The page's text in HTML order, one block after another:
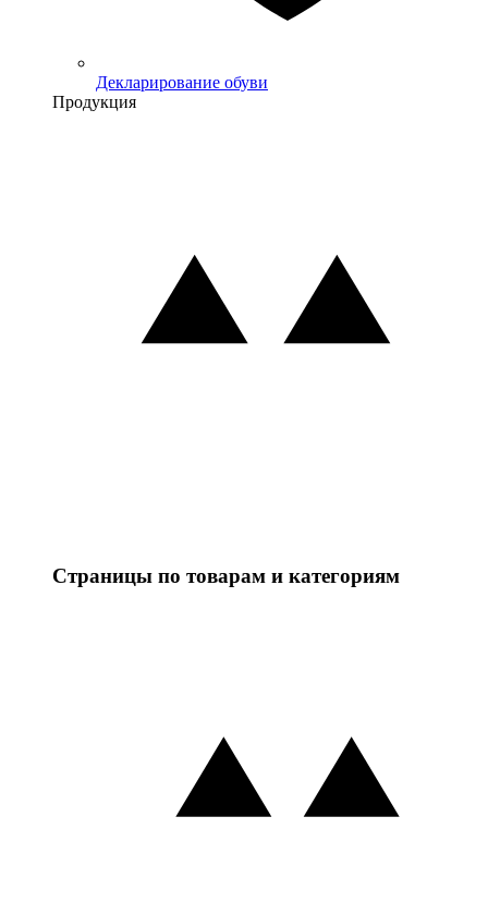
Декларирование обуви
Продукция
Страницы по товарам и категориям